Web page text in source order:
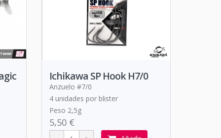
Ichikawa SP Hook H7/0
Anzuelo #7/0
4 unidades por blister
Peso 2,5g
5,50 €